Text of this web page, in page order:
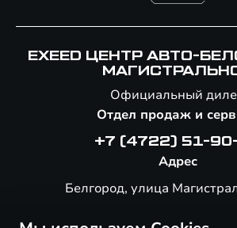
EXEED ЦЕНТР АВТО-
Официальный
Отдел продаж и
+7 (4722) 51-
Адрес
Белгород, улица